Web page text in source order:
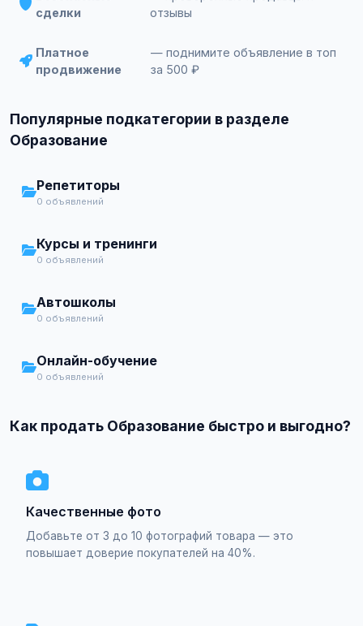
сделки
отзывы
Платное
продвижение
— поднимите объявление в топ
за 500 ₽
Популярные подкатегории в разделе
Образование
Репетиторы
0 объявлений
Курсы и тренинги
0 объявлений
Автошколы
0 объявлений
Онлайн-обучение
0 объявлений
Как продать Образование быстро и выгодно?
Качественные фото
Добавьте от 3 до 10 фотографий товара — это
повышает доверие покупателей на 40%.